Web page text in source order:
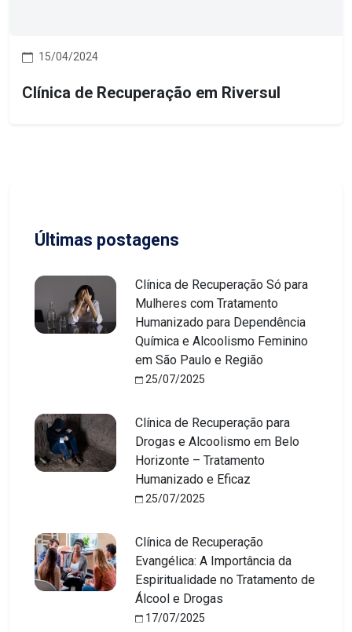
15/04/2024
Clínica de Recuperação em Riversul
Últimas postagens
Clínica de Recuperação Só para
Mulheres com Tratamento
Humanizado para Dependência
Química e Alcoolismo Feminino
em São Paulo e Região
25/07/2025
Clínica de Recuperação para
Drogas e Alcoolismo em Belo
Horizonte – Tratamento
Humanizado e Eficaz
25/07/2025
Clínica de Recuperação
Evangélica: A Importância da
Espiritualidade no Tratamento de
Álcool e Drogas
17/07/2025